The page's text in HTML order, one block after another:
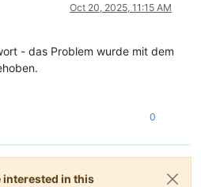
Oct 20, 2025, 11:15 AM
- das Problem wurde mit dem
0
interested in this